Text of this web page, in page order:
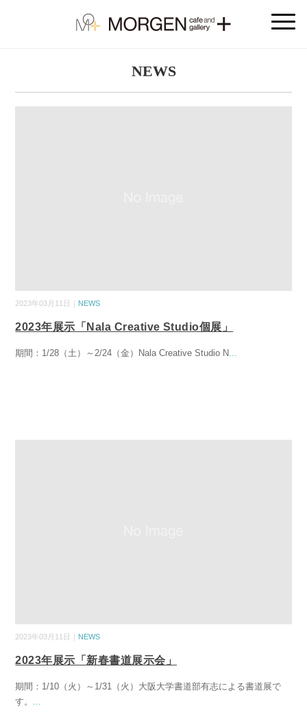
NEWS
2023年03月11日｜ NEWS
2023年展示「Nala Creative Studio個展」
期間：1/28（土）～2/24（金）Nala Creative Studio N
2023年03月11日｜ NEWS
2023年展示「新春書道展示会」
期間：1/10（火）～1/31（火）大阪大学書道部有志による書道展で
す。